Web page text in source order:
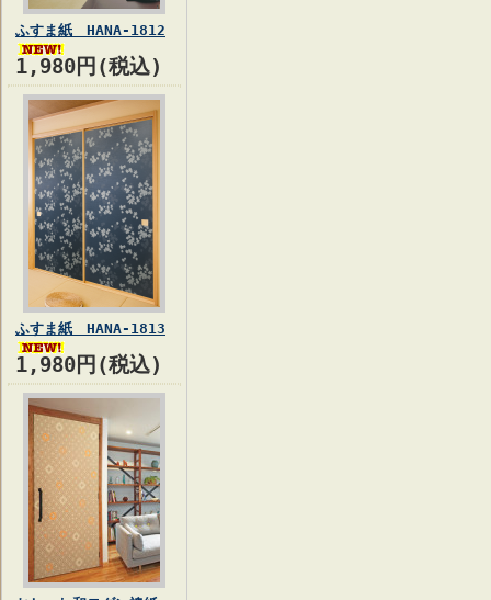
ふすま紙 HANA-1812
1,980円(税込)
ふすま紙 HANA-1813
1,980円(税込)